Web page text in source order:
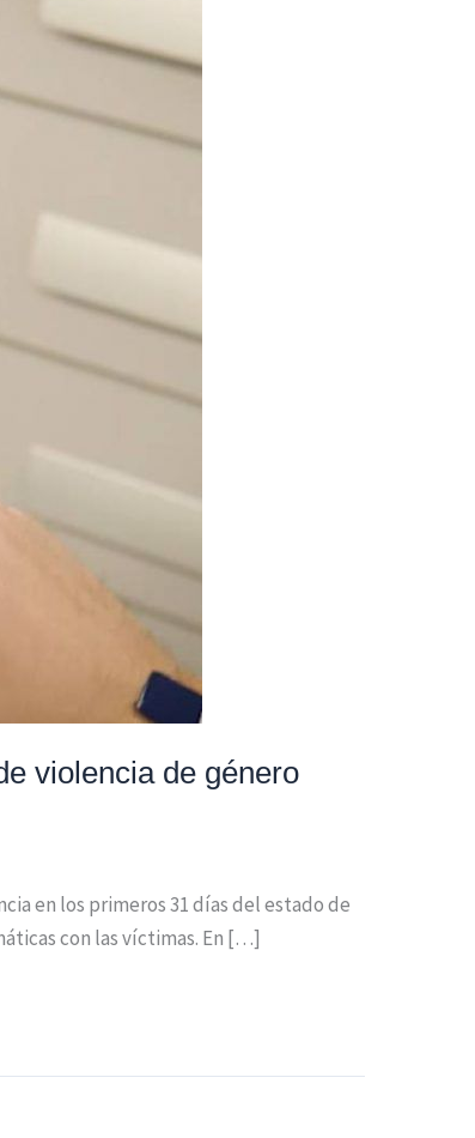
violencia de género
en los primeros 31 días del estado de
con las víctimas. En […]